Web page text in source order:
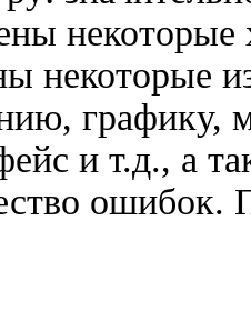
некоторые
некоторые
графику,
и т.д., а
ошибок.